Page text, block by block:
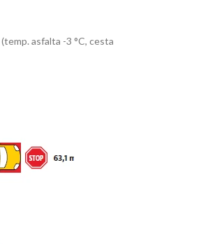
asfalta -3 °C, cesta